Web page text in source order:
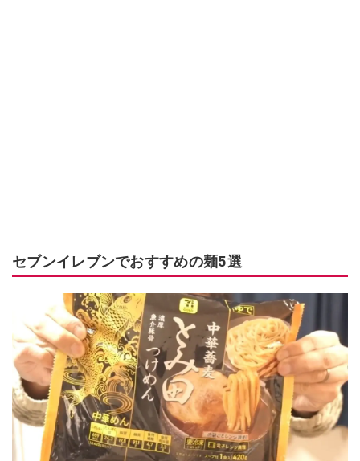
セブンイレブンでおすすめの麺5選